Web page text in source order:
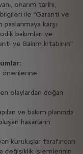
onarım tarihi,
ile “Garanti ve
karşı
bakımları ve
ve Bakım kitabının”
önerilerine
olaylardan doğan
ve bakım planında
hasarların
kuruluşlar tarafından
değişiklik işlemlerinin